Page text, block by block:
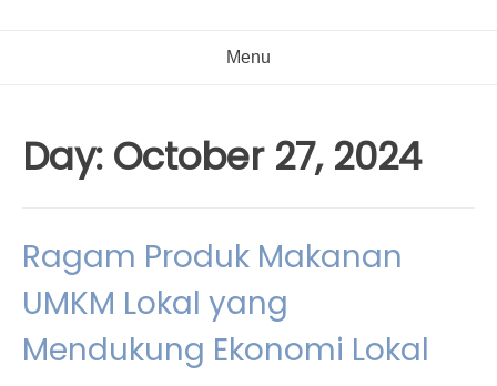
Menu
Day: October 27, 2024
Ragam Produk Makanan
UMKM Lokal yang
Mendukung Ekonomi Lokal